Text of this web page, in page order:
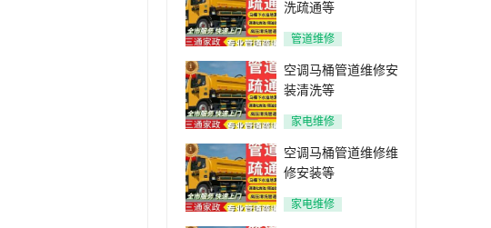
洗疏通等
管道维修
空调马桶管道维修安
装清洗等
家电维修
空调马桶管道维修维
修安装等
家电维修